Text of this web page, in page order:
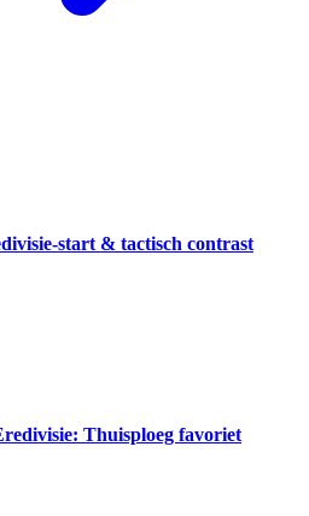
start & tactisch contrast
Thuisploeg favoriet